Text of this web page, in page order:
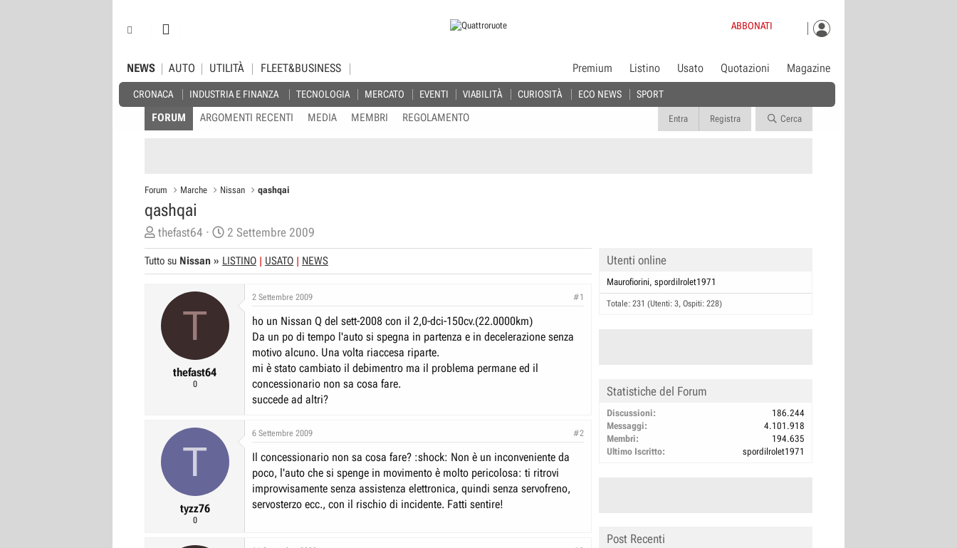
ABBONATI
NEWS
CRONACA INDUSTRIA E FINANZA TECNOLOGIA MERCATO EVENTI VIABILITÀ CURIOSITÀ ECO NEWS SPORT
AUTO UTILITÀ FLEET&BUSINESS Premium Listino Usato Quotazioni Magazine
FORUM ARGOMENTI RECENTI MEDIA MEMBRI REGOLAMENTO Entra Registra Cerca
Forum Marche Nissan qashqai
qashqai
C
r
e
o
s
s
thefast64
D
a
t
i
I
2 Settembre 2009
Tutto su Nissan » LISTINO USATO NEWS
T
thefast64
0
2 Settembre 2009 #1
ho un Nissan Q del sett-2008 con il 2,0-dci-150cv.(22.0000km)
Da un po di tempo l'auto si spegna in partenza e in decelerazione senza
motivo alcuno. Una volta riaccesa riparte.
mi è stato cambiato il debimentro ma il problema permane ed il
concessionario non sa cosa fare.
succede ad altri?
T
tyzz76
0
6 Settembre 2009 #2
Il concessionario non sa cosa fare? :shock: Non è un inconveniente da
poco, l'auto che si spenge in movimento è molto pericolosa: ti ritrovi
improvvisamente senza assistenza elettronica, quindi senza servofreno,
servosterzo ecc., con il rischio di incidente. Fatti sentire!
Utenti online
Maurofiorini spordilrolet1971
Totale: 231 (Utenti: 3, Ospiti: 228)
Statistiche del Forum
Discussioni
186.244
Messaggi
4.101.918
Membri
194.635
Ultimo Iscritto
spordilrolet1971
Post Recenti